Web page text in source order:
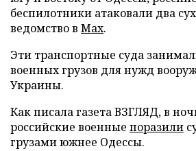
беспилотники атаковали два
ведомство в Max.
Эти транспортные суда
военных грузов для нужд
Украины.
Как писала газета ВЗГЛЯД, в
российские военные поразили
грузами южнее Одессы.